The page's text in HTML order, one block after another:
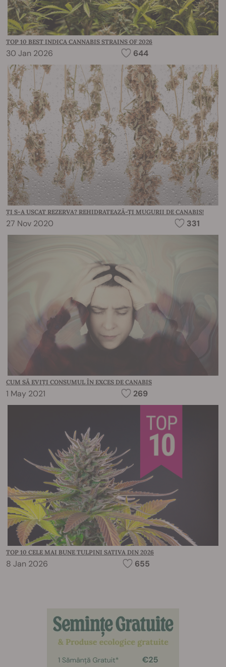
TOP 10 BEST INDICA CANNABIS STRAINS OF 2026
30 Jan 2026 644
ȚI S-A USCAT REZERVA? REHIDRATEAZĂ-ȚI MUGURII DE CANABIS!
27 Nov 2020 331
CUM SĂ EVIȚI CONSUMUL ÎN EXCES DE CANABIS
1 May 2021 269
TOP 10 CELE MAI BUNE TULPINI SATIVA DIN 2026
8 Jan 2026 655